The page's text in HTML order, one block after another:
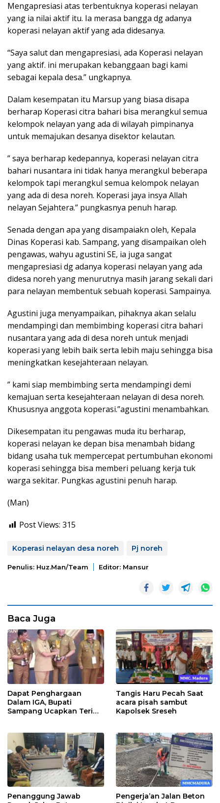
Mengapresiasi atas terbentuknya koperasi nelayan
yang ia nilai aktif itu. Ia merasa bangga dg adanya
koperasi nelayan aktif yang ada didesanya.
“Saya salut dan mengapresiasi, ada Koperasi nelayan
yang aktif. ini merupakan kebanggaan bagi kami
sebagai kepala desa.” ungkapnya.
Dalam kesempatan itu Marsup yang biasa disapa
berharap Koperasi citra bahari bisa merangkul semua
kelompok nelayan yang ada di wilayah pimpinanya
untuk memajukan desanya disektor kelautan.
” saya berharap kedepannya, koperasi nelayan citra
bahari nusantara ini tidak hanya merangkul beberapa
kelompok tapi merangkul semua kelompok nelayan
yang ada di desa noreh. Koperasi jaya insya Allah
nelayan Sejahtera.” pungkasnya penuh harap.
Senada dengan apa yang disampaiakn oleh, Kepala
Dinas Koperasi kab. Sampang, yang disampaikan oleh
pengawas, wahyu agustini SE, ia juga sangat
mengapresiasi dg adanya koperasi nelayan yang ada
didesa noreh yang menurutnya masih jarang sekali dari
para nelayan membentuk sebuah koperasi. Sampainya.
Agustini juga menyampaikan, pihaknya akan selalu
mendampingi dan membimbing koperasi citra bahari
nusantara yang ada di desa noreh untuk menjadi
koperasi yang lebih baik serta lebih maju sehingga bisa
meningkatkan kesejahteraan nelayan.
” kami siap membimbing serta mendampingi demi
kemajuan serta kesejahteraan nelayan di desa noreh.
Khususnya anggota koperasi.”agustini menambahkan.
Dikesempatan itu pengawas muda itu berharap,
koperasi nelayan ke depan bisa menambah bidang
bidang usaha tuk mempercepat pertumbuhan ekonomi
koperasi sehingga bisa memberi peluang kerja tuk
warga sekitar. Pungkas agustini penuh harap.
(Man)
Post Views: 315
Koperasi nelayan desa noreh Pj noreh
Penulis: Huz.man/team Editor: Mansur
Baca Juga
Dapat Penghargaan
Dalam IGA, Bupati
Sampang Ucapkan Terima
Tangis Haru Pecah Saat
acara pisah sambut
Kapolsek Sreseh
Penanggung Jawab
Pengerja’an Jalan Beton